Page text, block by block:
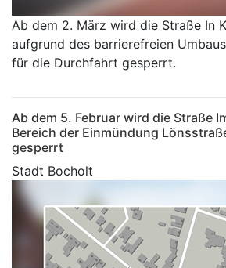
Ab dem 2. März wird die Straße In
aufgrund des barrierefreien
für die Durchfahrt gesperrt.
Ab dem 5. Februar wird die Straße
Bereich der Einmündung
gesperrt
Stadt Bocholt